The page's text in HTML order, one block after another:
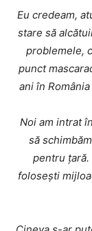
Eu credeam,
stare să
problemele,
punct
ani în
Noi am intrat
să
pentru țară.
folosești